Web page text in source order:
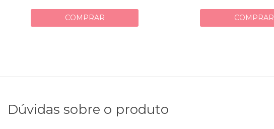
COMPRAR COMPRAR
Dúvidas sobre o produto